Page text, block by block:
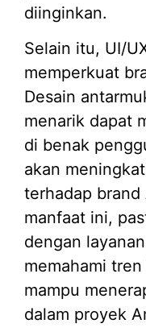
diinginkan.
Selain itu, UI/
memperkuat
Desain
menarik dapat
di benak
akan
terhadap brand
manfaat ini,
dengan
memahami
mampu
dalam proyek